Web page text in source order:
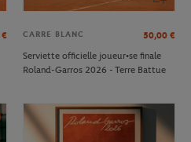
€
CARRE BLANC 50,00 €
Serviette officielle joueur•se finale
Roland-Garros 2026 - Terre Battue